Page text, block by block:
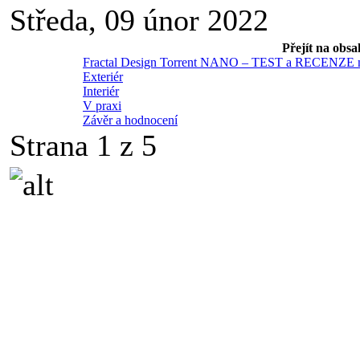
Středa, 09 únor 2022
Přejít na
Fractal Design Torrent NANO – TEST a RECENZE
Exteriér
Interiér
V praxi
Závěr a hodnocení
Strana 1 z 5